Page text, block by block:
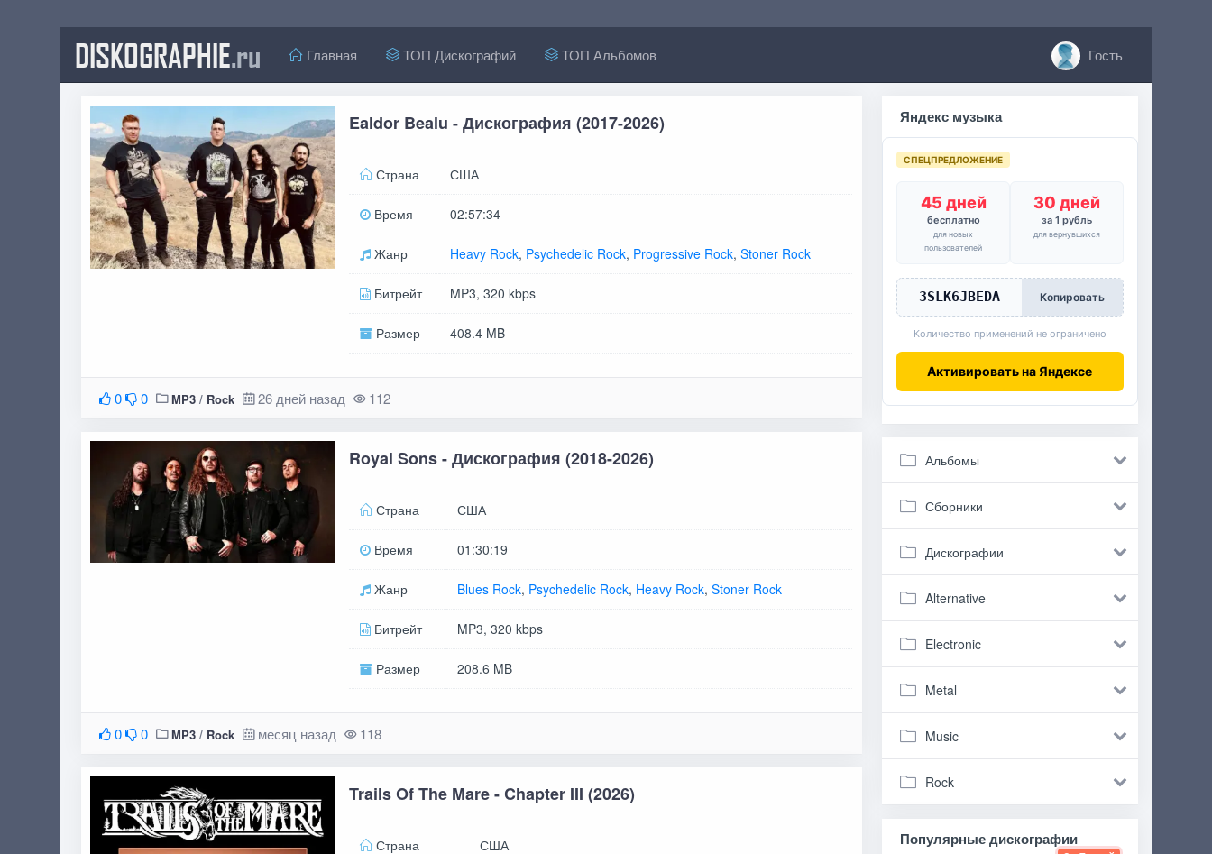
DISKOGRAPHIE.ru Главная ТОП Дискографий ТОП Альбомов Гость
Ealdor Bealu - Дискография (2017-2026)
Страна США
Время 02:57:34
Жанр Heavy Rock, Psychedelic Rock, Progressive Rock, Stoner Rock
Битрейт MP3, 320 kbps
Размер 408.4 MB
0 0 MP3/ Rock 26 дней назад 112
Royal Sons - Дискография (2018-2026)
Страна США
Время 01:30:19
Жанр Blues Rock, Psychedelic Rock, Heavy Rock, Stoner Rock
Битрейт MP3, 320 kbps
Размер 208.6 MB
0 0 MP3/ Rock месяц назад 118
Trails Of The Mare - Chapter III (2026)
Страна США
Яндекс музыка
СПЕЦПРЕДЛОЖЕНИЕ
45 дней
бесплатно
для новых
пользователей
30 дней
за 1 рубль
для вернувшихся
3SLK6JBEDA Копировать
Количество применений не ограничено
Активировать на Яндексе
Альбомы
Сборники
Дискографии
Alternative
Electronic
Metal
Music
Rock
Популярные дискографии